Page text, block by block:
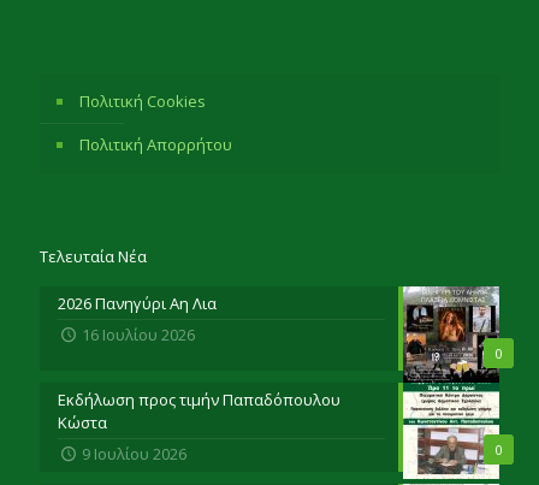
Πολιτική Cookies
Πολιτική Απορρήτου
Τελευταία Νέα
0
2026 Πανηγύρι Αη Λια
16 Ιουλίου 2026
0
Εκδήλωση προς τιμήν Παπαδόπουλου
Κώστα
9 Ιουλίου 2026